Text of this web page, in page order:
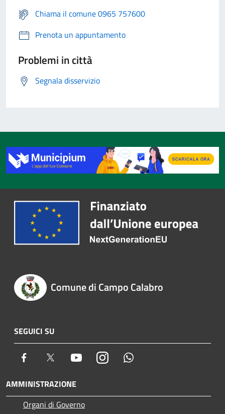
Chiama il comune 0965 757600
Prenota un appuntamento
Problemi in città
Segnala disservizio
Comune di Campo Calabro
SEGUICI SU
Facebook Twitter YoutubeInstagram
AMMINISTRAZIONE
Organi di Governo